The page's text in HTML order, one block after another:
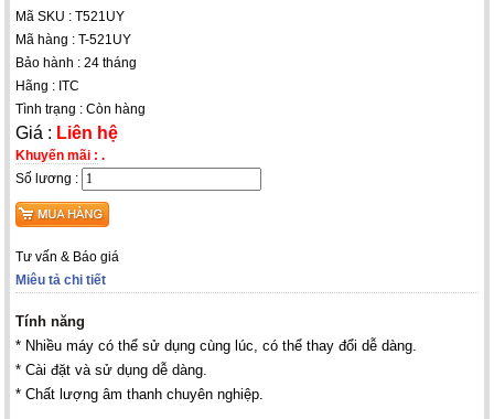
Mã SKU : T521UY
Mã hàng : T-521UY
Bảo hành : 24 tháng
Hãng : ITC
Tình trạng : Còn hàng
Giá : Liên hệ
Khuyến mãi : .
Số lương :
Tư vấn & Báo giá
Miêu tả chi tiết
Tính năng
* Nhiều máy có thể sử dụng cùng lúc, có thể thay đổi dễ dàng.
* Cài đặt và sử dụng dễ dàng.
* Chất lượng âm thanh chuyên nghiệp.